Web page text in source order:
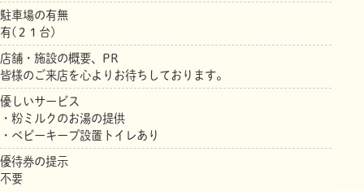
駐車場の有無
有(２１台)
店舗・施設の概要、PR
皆様のご来店を心よりお待ちしております。
優しいサービス
・粉ミルクのお湯の提供
・ベビーキープ設置トイレあり
優待券の提示
不要